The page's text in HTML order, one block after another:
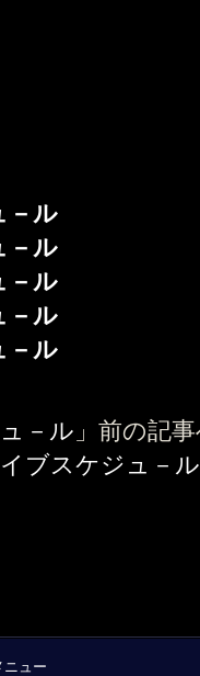
－ル
－ル
－ル
－ル
－ル
－ル 」前の
ブスケジュ－ル
ニュー